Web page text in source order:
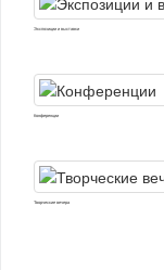
Экспозиции и выставки
Конференции
Творческие вечера